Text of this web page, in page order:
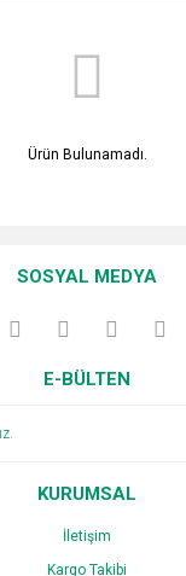
Ürün Bulunamadı.
SOSYAL MEDYA
E-BÜLTEN
KURUMSAL
İletişim
Kargo Takibi